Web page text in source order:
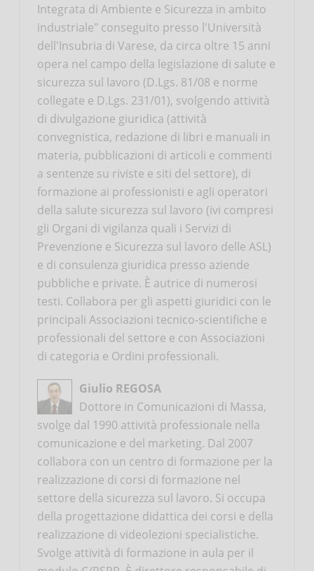
Integrata di Ambiente e Sicurezza in ambito
industriale" conseguito presso l'Università
dell'Insubria di Varese, da circa oltre 15 anni
opera nel campo della legislazione di salute e
sicurezza sul lavoro (D.Lgs. 81/08 e norme
collegate e D.Lgs. 231/01), svolgendo attività
di divulgazione giuridica (attività
convegnistica, redazione di libri e manuali in
materia, pubblicazioni di articoli e commenti
a sentenze su riviste e siti del settore), di
formazione ai professionisti e agli operatori
della salute sicurezza sul lavoro (ivi compresi
gli Organi di vigilanza quali i Servizi di
Prevenzione e Sicurezza sul lavoro delle ASL)
e di consulenza giuridica presso aziende
pubbliche e private. È autrice di numerosi
testi. Collabora per gli aspetti giuridici con le
principali Associazioni tecnico-scientifiche e
professionali del settore e con Associazioni
di categoria e Ordini professionali.
Giulio REGOSA
Dottore in Comunicazioni di Massa,
svolge dal 1990 attività professionale nella
comunicazione e del marketing. Dal 2007
collabora con un centro di formazione per la
realizzazione di corsi di formazione nel
settore della sicurezza sul lavoro. Si occupa
della progettazione didattica dei corsi e della
realizzazione di videolezioni specialistiche.
Svolge attività di formazione in aula per il